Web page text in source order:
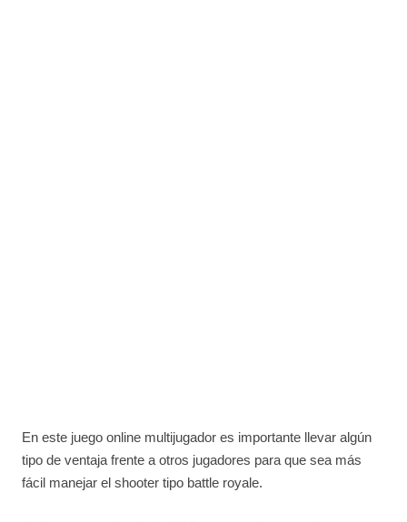
En este juego online multijugador es importante llevar algún
tipo de ventaja frente a otros jugadores para que sea más
fácil manejar el shooter tipo battle royale.